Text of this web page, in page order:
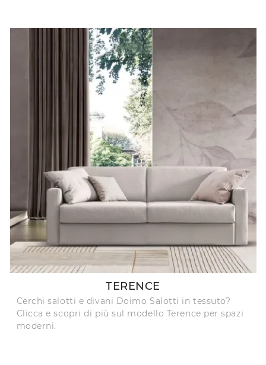
TERENCE
Cerchi salotti e divani Doimo Salotti in tessuto?
Clicca e scopri di più sul modello Terence per spazi
moderni.